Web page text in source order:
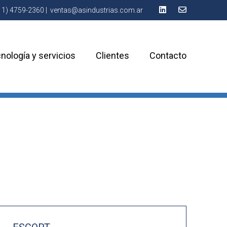
4759-2360 ventas@asindustrias.com.ar
y servicios Clientes Contacto